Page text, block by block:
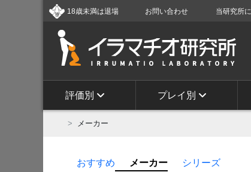
18歳未満は退場 お問い合わせ 当研究所
評価別 プレイ別
メーカー
おすすめ メーカー シリーズ